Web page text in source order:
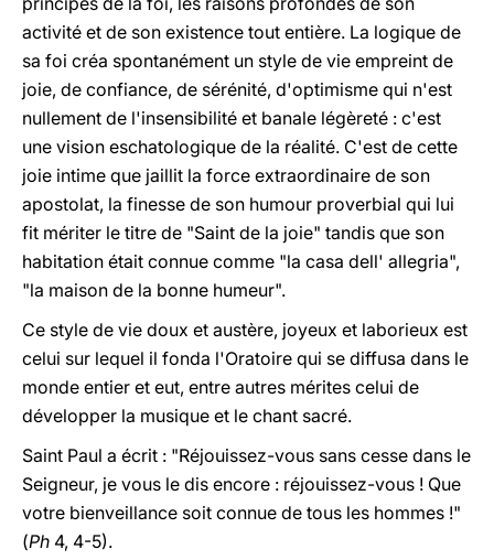
activité et de son existence tout entière. La logique de
sa foi créa spontanément un style de vie empreint de
joie, de confiance, de sérénité, d'optimisme qui n'est
nullement de l'insensibilité et banale légèreté : c'est
une vision eschatologique de la réalité. C'est de cette
joie intime que jaillit la force extraordinaire de son
apostolat, la finesse de son humour proverbial qui lui
fit mériter le titre de "Saint de la joie" tandis que son
habitation était connue comme "la casa dell' allegria",
"la maison de la bonne humeur".
Ce style de vie doux et austère, joyeux et laborieux est
celui sur lequel il fonda l'Oratoire qui se diffusa dans le
monde entier et eut, entre autres mérites celui de
développer la musique et le chant sacré.
Saint Paul a écrit : "Réjouissez-vous sans cesse dans le
Seigneur, je vous le dis encore : réjouissez-vous ! Que
votre bienveillance soit connue de tous les hommes !"
(Ph 4, 4-5).